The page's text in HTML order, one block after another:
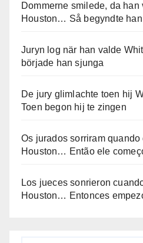
Dommerne smilede, da han
Houston… Så begyndte
Juryn log när han valde
började han sjunga
De jury glimlachte toen hij
Toen begon hij te zingen
Os jurados sorriram
Houston… Então ele
Los jueces sonrieron
Houston… Entonces